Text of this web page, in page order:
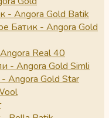
- Angora Gold Batik
Батик - Angora Gold
Real 40
- Angora Gold Simli
Angora Gold Star